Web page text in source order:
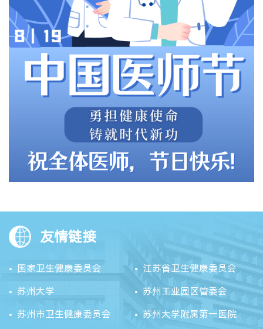
友情链接
国家卫生健康委员会
江苏省卫生健康委员会
苏州大学
苏州工业园区管委会
苏州市卫生健康委员会
苏州大学附属第一医院